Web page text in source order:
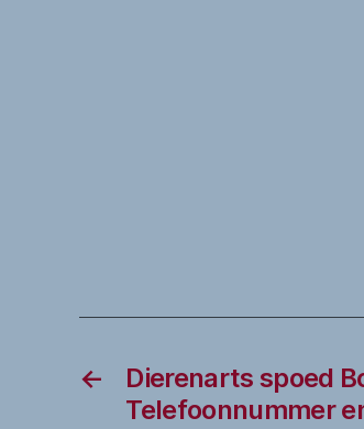
←
Dierenarts spoed
Telefoonnummer